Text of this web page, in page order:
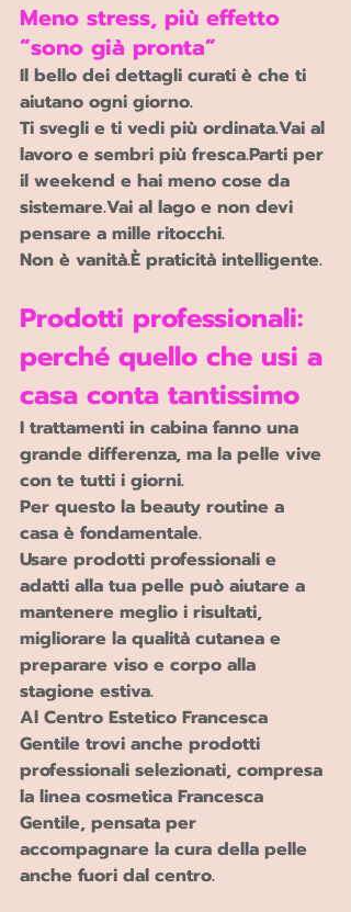
Meno stress, più effetto
“sono già pronta”
Il bello dei dettagli curati è che ti
aiutano ogni giorno.
Ti svegli e ti vedi più ordinata.Vai al
lavoro e sembri più fresca.Parti per
il weekend e hai meno cose da
sistemare.Vai al lago e non devi
pensare a mille ritocchi.
Non è vanità.È praticità intelligente.
Prodotti professionali:
perché quello che usi a
casa conta tantissimo
I trattamenti in cabina fanno una
grande differenza, ma la pelle vive
con te tutti i giorni.
Per questo la beauty routine a
casa è fondamentale.
Usare prodotti professionali e
adatti alla tua pelle può aiutare a
mantenere meglio i risultati,
migliorare la qualità cutanea e
preparare viso e corpo alla
stagione estiva.
Al Centro Estetico Francesca
Gentile trovi anche prodotti
professionali selezionati, compresa
la linea cosmetica Francesca
Gentile, pensata per
accompagnare la cura della pelle
anche fuori dal centro.